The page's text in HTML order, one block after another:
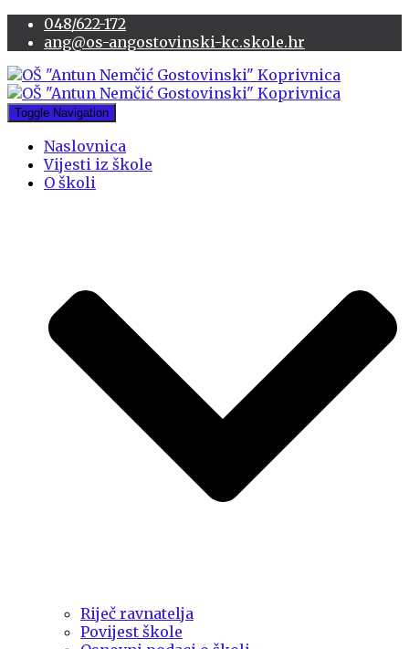
048/622-172
ang@os-angostovinski-kc.skole.hr
Toggle Navigation
Naslovnica
Vijesti iz škole
O školi
Riječ ravnatelja
Povijest škole